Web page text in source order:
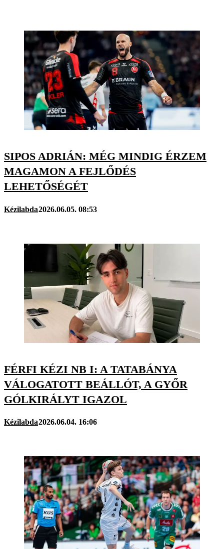
SIPOS ADRIÁN: MÉG MINDIG ÉRZEM
MAGAMON A FEJLŐDÉS
LEHETŐSÉGÉT
Kézilabda2026.06.05. 08:53
FÉRFI KÉZI NB I: A TATABÁNYA
VÁLOGATOTT BEÁLLÓT, A GYŐR
GÓLKIRÁLYT IGAZOL
Kézilabda2026.06.04. 16:06